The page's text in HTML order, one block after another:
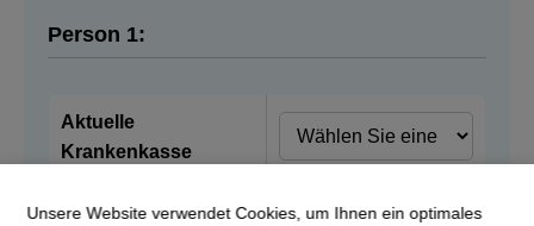
Person 1:
Aktuelle
Krankenkasse
Vorname:
Unsere Website verwendet Cookies, um Ihnen ein optimales